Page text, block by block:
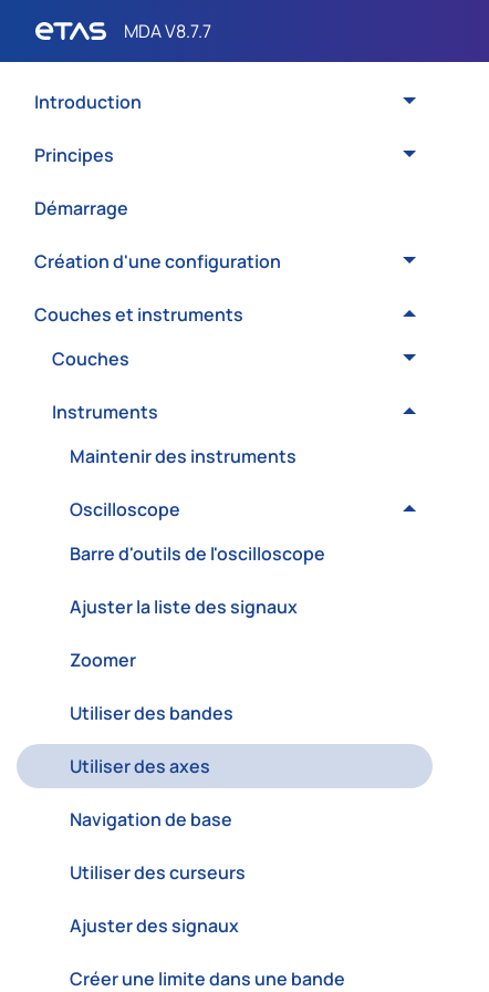
Introduction
Principes
Démarrage
Création d'une configuration
Couches et instruments
Couches
Instruments
Maintenir des instruments
Oscilloscope
Barre d'outils de l'oscilloscope
Ajuster la liste des signaux
Zoomer
Utiliser des bandes
Utiliser des axes
Navigation de base
Utiliser des curseurs
Ajuster des signaux
Créer une limite dans une bande